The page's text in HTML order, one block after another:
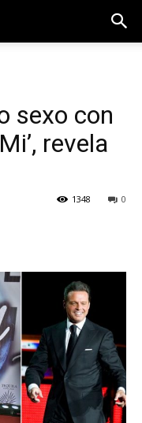
sexo con
revela
0
1348